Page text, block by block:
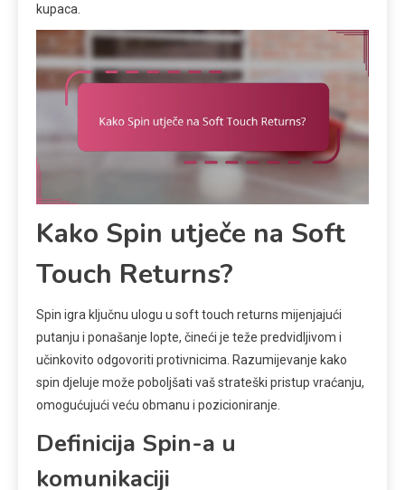
kupaca.
Kako Spin utječe na Soft
Touch Returns?
Spin igra ključnu ulogu u soft touch returns mijenjajući
putanju i ponašanje lopte, čineći je teže predvidljivom i
učinkovito odgovoriti protivnicima. Razumijevanje kako
spin djeluje može poboljšati vaš strateški pristup vraćanju,
omogućujući veću obmanu i pozicioniranje.
Definicija Spin-a u
komunikaciji